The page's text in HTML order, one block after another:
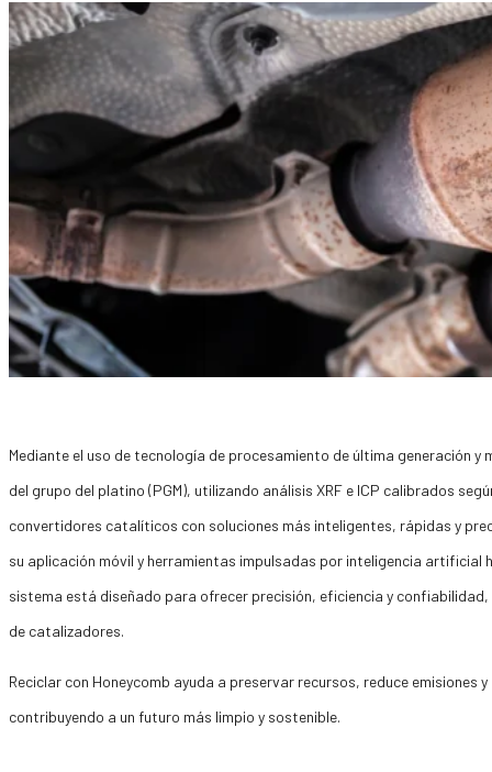
Mediante el uso de tecnología de procesamiento de última generación
del grupo del platino (PGM), utilizando análisis XRF e ICP calibrados
convertidores catalíticos con soluciones más inteligentes, rápidas y
su aplicación móvil y herramientas impulsadas por inteligencia
sistema está diseñado para ofrecer precisión, eficiencia y
de catalizadores.
Reciclar con Honeycomb ayuda a preservar recursos, reduce
contribuyendo a un futuro más limpio y sostenible.